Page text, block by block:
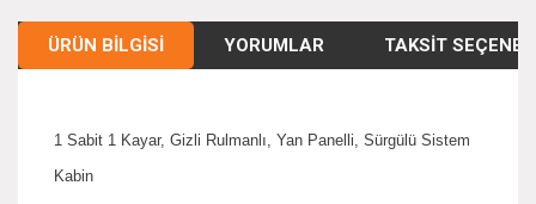
ÜRÜN BILGISI YORUMLAR TAKSIT
1 Sabit 1 Kayar, Gizli Rulmanlı, Yan Panelli, Sürgülü Sistem
Kabin